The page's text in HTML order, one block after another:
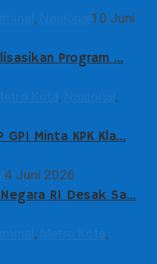
,
10 Juni
Program …
,
,
GPI Minta KPK Kla…
4 Juni 2026
RI Desak Sa…
,
,